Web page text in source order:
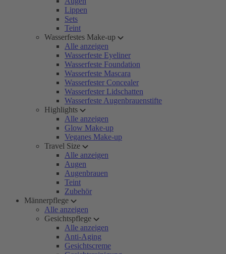
Lippen
Sets
Teint
Wasserfestes Make-up
Alle anzeigen
Wasserfeste Eyeliner
Wasserfeste Foundation
Wasserfeste Mascara
Wasserfester Concealer
Wasserfester Lidschatten
Wasserfeste Augenbrauenstifte
Highlights
Alle anzeigen
Glow Make-up
Veganes Make-up
Travel Size
Alle anzeigen
Augen
Augenbrauen
Teint
Zubehör
Männerpflege
Alle anzeigen
Gesichtspflege
Alle anzeigen
Anti-Aging
Gesichtscreme